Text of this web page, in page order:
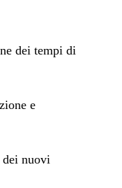
dei tempi di
e
nuovi